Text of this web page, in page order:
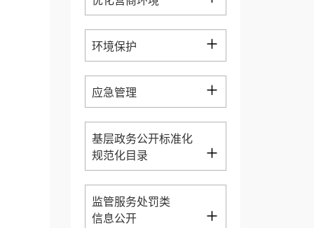
环境保护 +
应急管理 +
基层政务公开标准化
规范化目录
+
监管服务处罚类
信息公开
+